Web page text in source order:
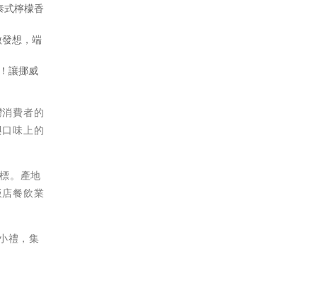
式檸檬香
想，端
讓挪威
費者的
味上的
。產地
餐飲業
禮，集